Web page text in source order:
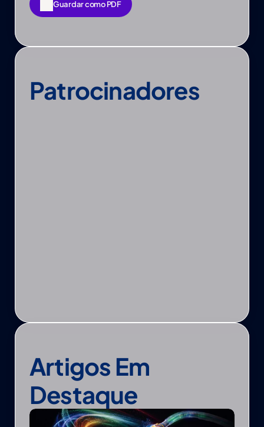
Guardar como PDF
Guardar como PDF
Patrocinadores
Artigos Em
Destaque